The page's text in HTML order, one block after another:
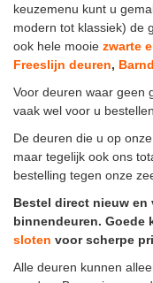
keuzemenu kunt u
modern tot klassiek) de
ook hele mooie zwarte
Freeslijn deuren,
Voor deuren waar geen
vaak wel voor u
De deuren die u op
maar tegelijk ook ons
bestelling tegen onze
Bestel direct nieuw en
binnendeuren. Goede
sloten voor scherpe
Alle deuren kunnen